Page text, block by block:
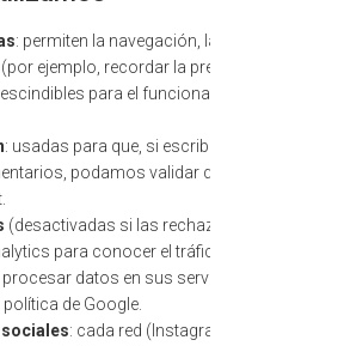
: permiten la navegación, la seguridad y
ejemplo, recordar la preferencia de
para el funcionamiento del
: usadas para que, si escribes en
podamos validar que eres un
(desactivadas si las rechazas en el
para conocer el tráfico y uso de la
datos en sus servidores (EE.
de Google.
: cada red (Instagram, etc.) usa